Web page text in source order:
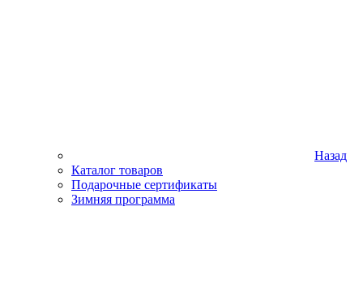
Назад
Каталог товаров
Подарочные сертификаты
Зимняя программа